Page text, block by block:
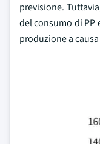
previsione.
del consumo di
produzione a